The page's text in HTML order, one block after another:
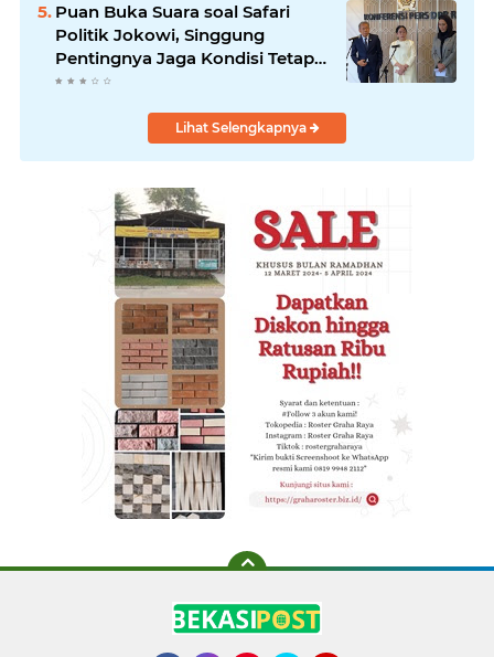
Puan Buka Suara soal Safari
Politik Jokowi, Singgung
Pentingnya Jaga Kondisi Tetap
Adem
Lihat Selengkapnya